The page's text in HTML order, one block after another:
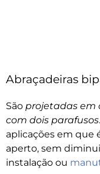
Abraçadeiras
São projetadas em
com dois parafusos
aplicações em que
aperto, sem
instalação ou